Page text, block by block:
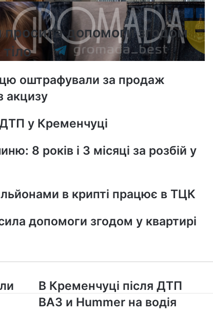
просила допомоги згодом
оштрафували за продаж
акцизу
у Кременчуці
8 років і 3 місяці за розбій у
в крипті працює в ТЦК
допомоги згодом у квартирі
В
К
р
В Кременчуці після ДТП
ВАЗ и Hummer на водія